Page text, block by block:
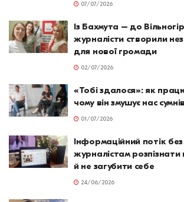
07/07/2026
Із Бахмута – до
журналісти створили
для нової громади
02/07/2026
«Тобі здалося»: як
чому він змушує нас
01/07/2026
Інформаційний потік
журналістам
й не загубити себе
24/06/2026